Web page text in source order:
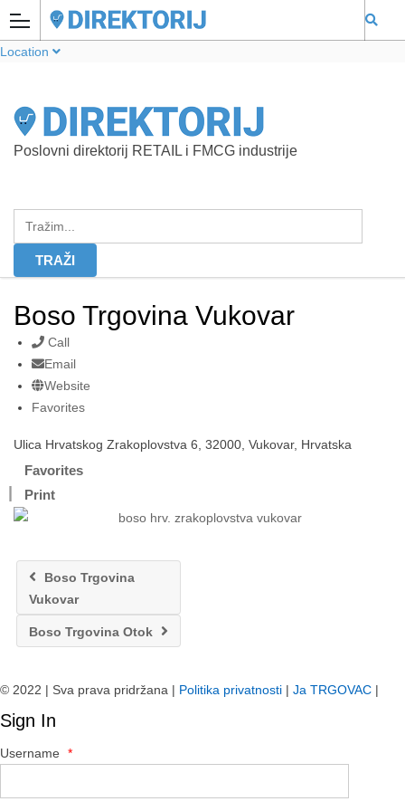
Location
Poslovni direktorij RETAIL i FMCG industrije
Boso Trgovina Vukovar
Call
Email
Website
Favorites
Ulica Hrvatskog Zrakoplovstva 6, 32000, Vukovar, Hrvatska
Favorites
Print
Boso Trgovina
Vukovar
Boso Trgovina Otok
© 2022 | Sva prava pridržana | Politika privatnosti | Ja TRGOVAC |
Sign In
Username *